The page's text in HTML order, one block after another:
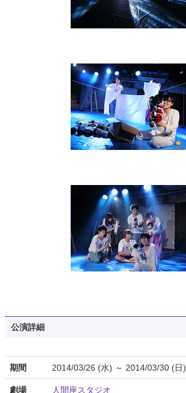
公演詳細
期間 2014/03/26 (水) ～ 2014/03/30 (日)
劇場 人間座スタジオ